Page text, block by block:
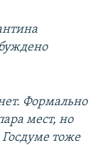
Формально
мест, но
тоже